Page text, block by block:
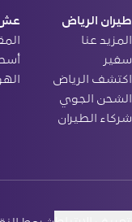
طيران الرياض
المزيد عنا
سفير
‏اكتشف الرياض
الشحن الجوي
‏شركاء الطيران